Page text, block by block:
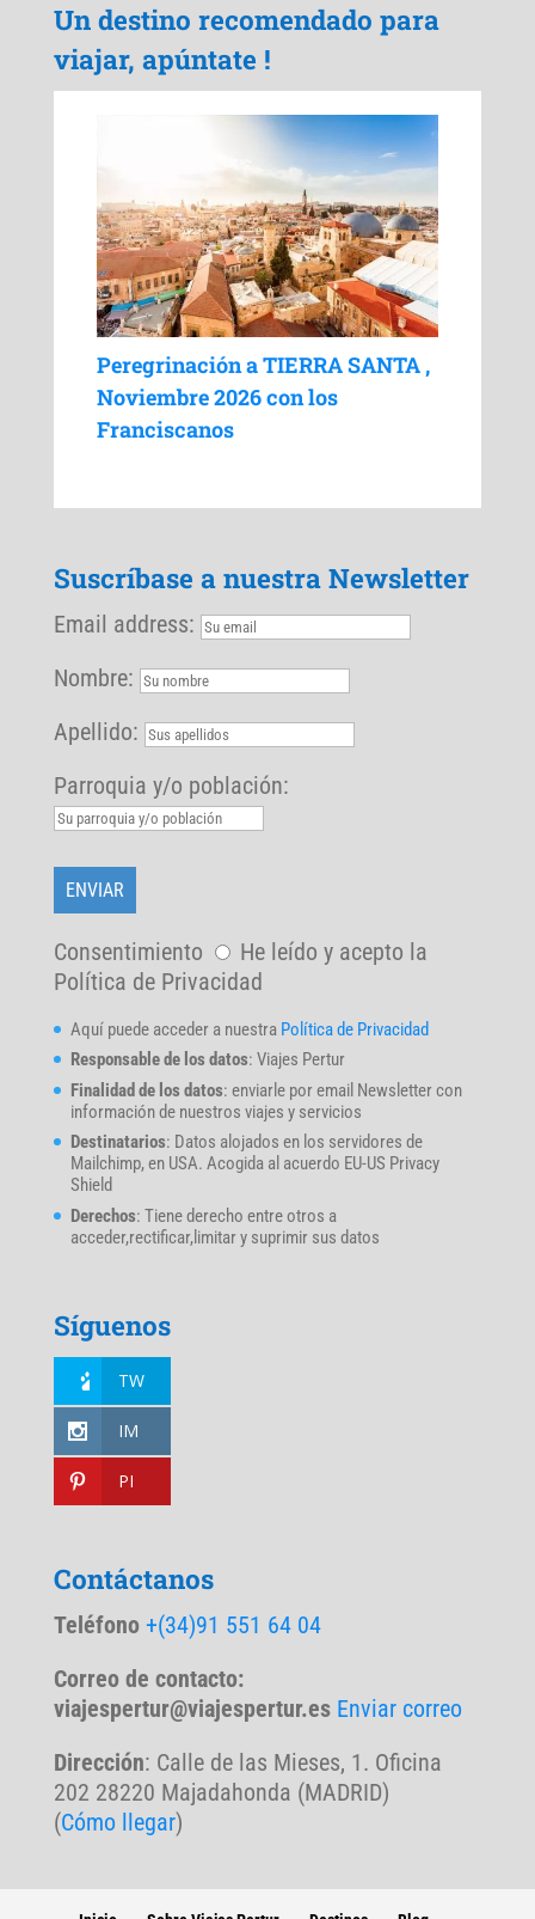
Un destino recomendado para
viajar, apúntate !
Peregrinación a TIERRA SANTA ,
Noviembre 2026 con los
Franciscanos
Suscríbase a nuestra Newsletter
Email address:
Nombre:
Apellido:
Parroquia y/o población:
Consentimiento
He leído y acepto la
Política de Privacidad
Aquí puede acceder a nuestra Política de Privacidad
Responsable de los datos: Viajes Pertur
Finalidad de los datos: enviarle por email Newsletter con
información de nuestros viajes y servicios
Destinatarios: Datos alojados en los servidores de
Mailchimp, en USA. Acogida al acuerdo EU-US Privacy
Shield
Derechos: Tiene derecho entre otros a
acceder,rectificar,limitar y suprimir sus datos
Síguenos
TW
IM
PI
Contáctanos
Teléfono +(34)91 551 64 04
Correo de contacto:
viajespertur@viajespertur.es Enviar correo
Dirección: Calle de las Mieses, 1. Oficina
202 28220 Majadahonda (MADRID)
(Cómo llegar)